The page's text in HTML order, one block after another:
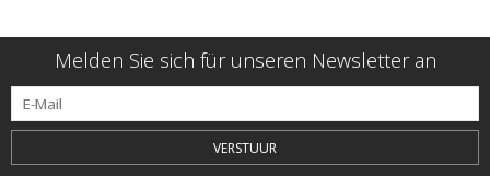
Melden Sie sich für unseren Newsletter an
VERSTUUR